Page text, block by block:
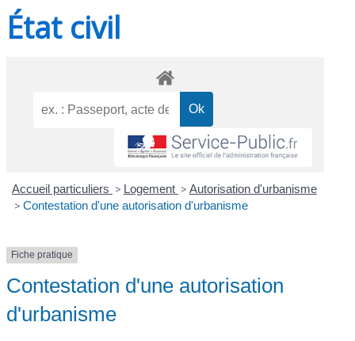
État civil
Accueil particuliers > Logement > Autorisation d'urbanisme
> Contestation d'une autorisation d'urbanisme
Fiche pratique
Contestation d'une autorisation
d'urbanisme